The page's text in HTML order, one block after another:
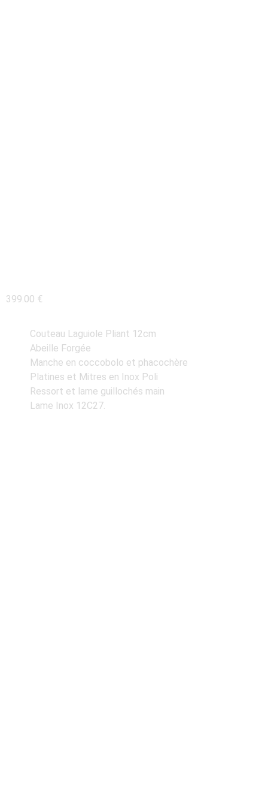
399.00 €
Couteau Laguiole Pliant 12cm
Abeille Forgée
Manche en coccobolo et phacochère
Platines et Mitres en Inox Poli
Ressort et lame guillochés main
Lame Inox 12C27.